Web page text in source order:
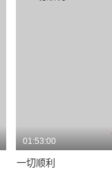
01:53:00
一切顺利